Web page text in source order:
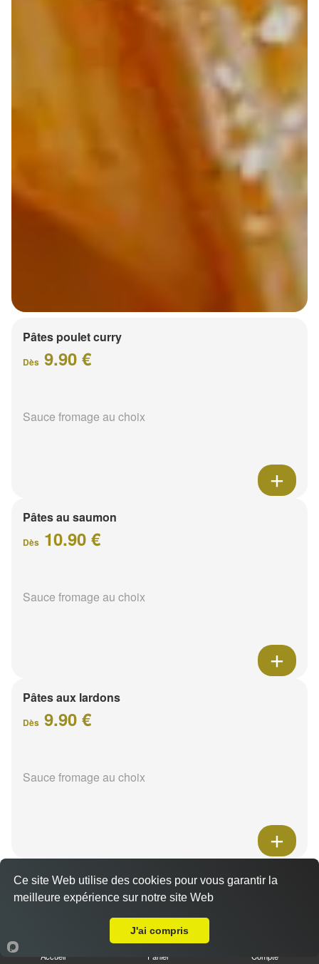
Pâtes poulet curry
Dès 9.90 €
Sauce fromage au choix
Pâtes au saumon
Dès 10.90 €
Sauce fromage au choix
Pâtes aux lardons
Dès 9.90 €
Sauce fromage au choix
Pâtes au poulet
Dès9.90 €
Sauce fromage au choix
Accueil Panier Compte
Ce site Web utilise des cookies pour vous garantir la
meilleure expérience sur notre site Web
J'ai compris